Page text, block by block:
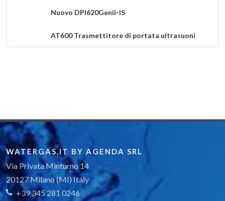
Nuovo DPI620Genii-IS
AT600 Trasmettitore di portata ultrasuoni
Serie ADROIT 6000 Trasmettitori di pressione
ad altissima precisione ed elevate prestazioni
HYGROPRO II
PACE CM3 – IL CONTROLLORE DI PRESSIONE
PIU’ VELOCE E PIU’ PERFORMANTE AL MONDO
WATERGAS.IT BY AGENDA SRL
Via Privata Minturno 14
20127 Milano (MI) Italy
+39 345 281 0246